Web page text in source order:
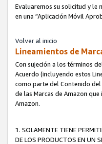
Evaluaremos su solicitud y le
en una “Aplicación Móvil
Volver al inicio
Lineamientos de
Con sujeción a los términos
Acuerdo (incluyendo estos
como parte del Contenido
de las Marcas de Amazon
Amazon.
1. SOLAMENTE TIENE
DE LOS PRODUCTOS EN UN